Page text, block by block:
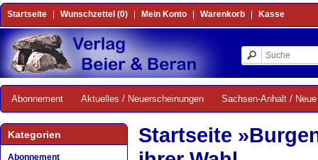
Startseite Wunschzettel (0) Mein Konto Warenkorb Kasse
Abonnement Aktuelles / Neuerscheinungen Sachsen-Anhalt /
Kategorien
Abonnement
Startseite »